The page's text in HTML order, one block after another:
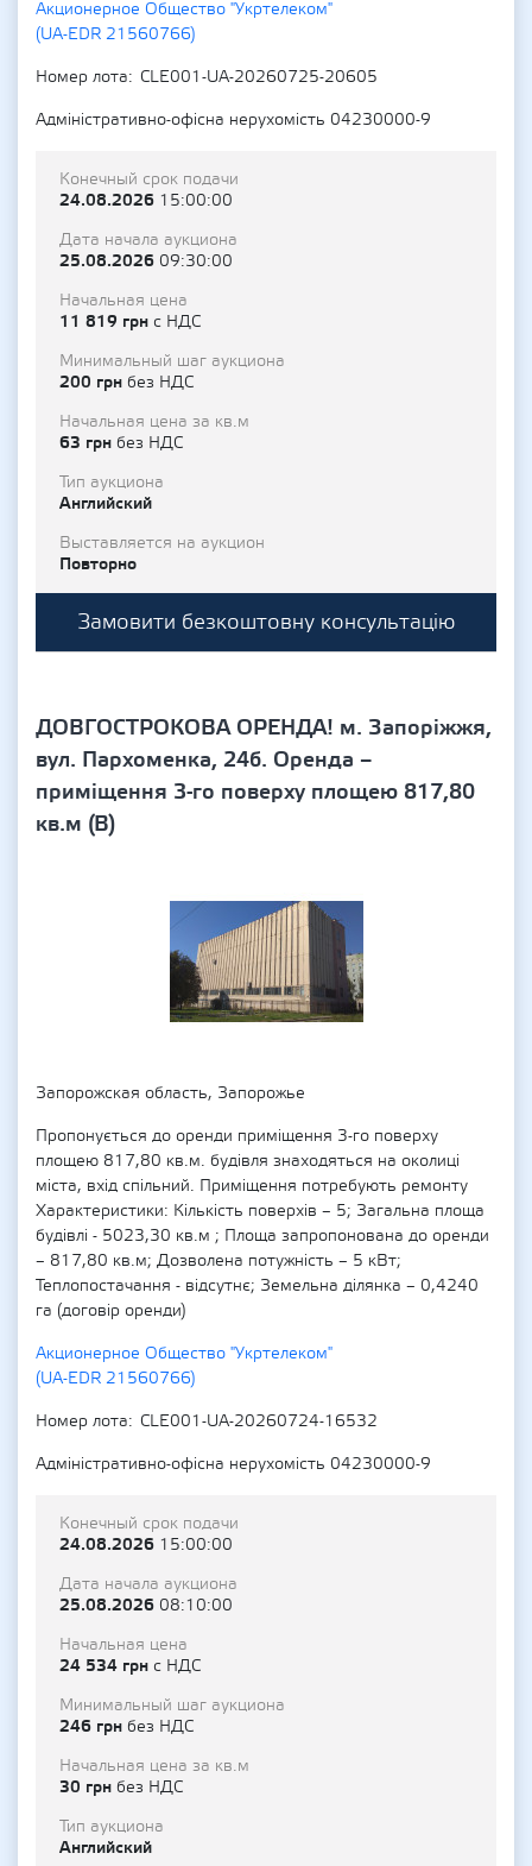
Акционерное Общество "Укртелеком"
(UA-EDR 21560766)
Номер лота
CLE001-UA-20260725-20605
Адміністративно-офісна нерухомість 04230000-9
Конечный срок подачи
24.08.2026 15:00:00
Дата начала аукциона
25.08.2026 09:30:00
Начальная цена
11 819 грн с НДС
Минимальный шаг аукциона
200 грн без НДС
Начальная цена за кв.м
63 грн без НДС
Тип аукциона
Английский
Выставляется на аукцион
Повторно
Замовити безкоштовну консультацію
ДОВГОСТРОКОВА ОРЕНДА! м. Запоріжжя,
вул. Пархоменка, 24б. Оренда –
приміщення 3-го поверху площею 817,80
кв.м (В)
Запорожская область, Запорожье
Пропонується до оренди приміщення 3-го поверху
площею 817,80 кв.м. будівля знаходяться на околиці
міста, вхід спільний. Приміщення потребують ремонту
Характеристики: Кількість поверхів – 5; Загальна площа
будівлі - 5023,30 кв.м ; Площа запропонована до оренди
– 817,80 кв.м; Дозволена потужність – 5 кВт;
Теплопостачання - відсутнє; Земельна ділянка – 0,4240
га (договір оренди)
Акционерное Общество "Укртелеком"
(UA-EDR 21560766)
Номер лота
CLE001-UA-20260724-16532
Адміністративно-офісна нерухомість 04230000-9
Конечный срок подачи
24.08.2026 15:00:00
Дата начала аукциона
25.08.2026 08:10:00
Начальная цена
24 534 грн с НДС
Минимальный шаг аукциона
246 грн без НДС
Начальная цена за кв.м
30 грн без НДС
Тип аукциона
Английский